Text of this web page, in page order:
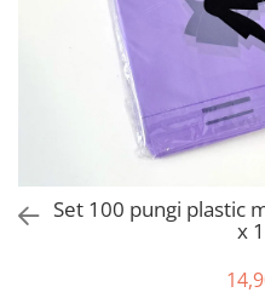
Set 100 pungi plastic
x